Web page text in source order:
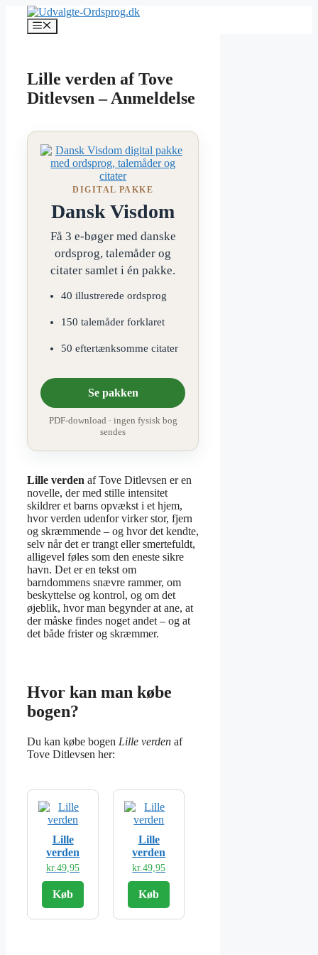
indhold
Menu
Lille verden af Tove
Ditlevsen – Anmeldelse
DIGITAL PAKKE
Dansk Visdom
Få 3 e-bøger med danske
ordsprog, talemåder og
citater samlet i én pakke.
40 illustrerede ordsprog
150 talemåder forklaret
50 eftertænksomme citater
Se pakken
PDF-download · ingen fysisk bog
sendes
Lille verden af Tove Ditlevsen er en
novelle, der med stille intensitet
skildrer et barns opvækst i et hjem,
hvor verden udenfor virker stor, fjern
og skræmmende – og hvor det kendte,
selv når det er trangt eller smertefuldt,
alligevel føles som den eneste sikre
havn. Det er en tekst om
barndommens snævre rammer, om
beskyttelse og kontrol, og om det
øjeblik, hvor man begynder at ane, at
der måske findes noget andet – og at
det både frister og skræmmer.
Hvor kan man købe
bogen?
Du kan købe bogen Lille verden af
Tove Ditlevsen her:
Lille
verden
kr.49,95
Køb
Lille
verden
kr.49,95
Køb